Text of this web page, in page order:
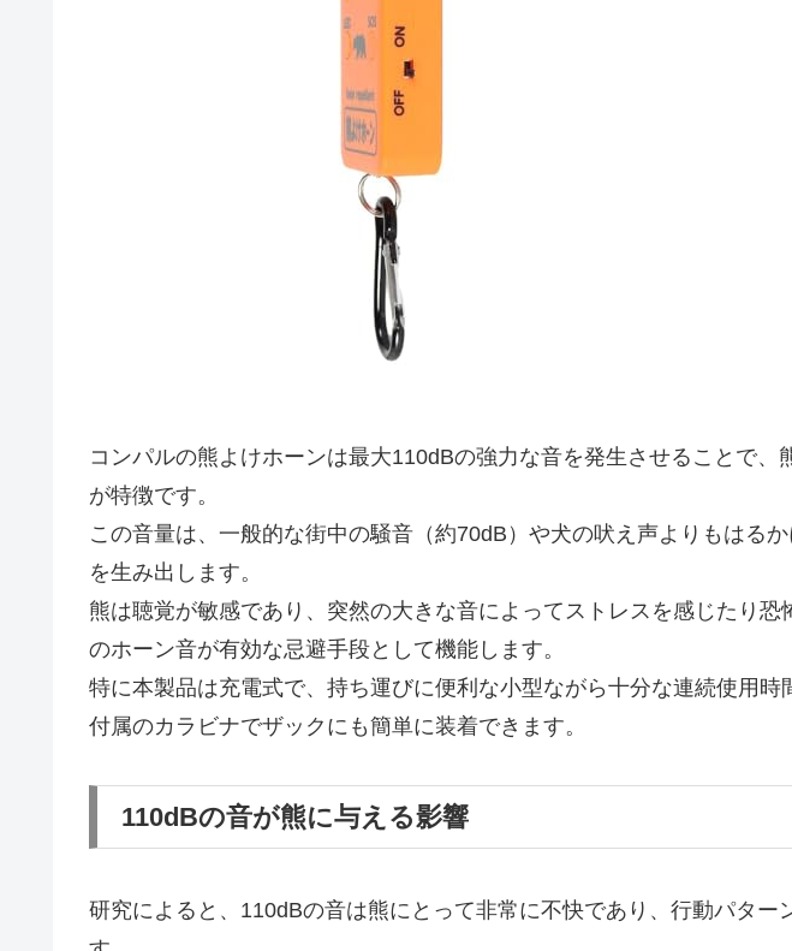
コンパルの熊よけホーンは最大110dBの強力な音を発生させることで、
が特徴です。
この音量は、一般的な街中の騒音（約70dB）や犬の吠え声よりもはる
を生み出します。
熊は聴覚が敏感であり、突然の大きな音によってストレスを感じたり恐
のホーン音が有効な忌避手段として機能します。
特に本製品は充電式で、持ち運びに便利な小型ながら十分な連続使用時
付属のカラビナでザックにも簡単に装着できます。
110dBの音が熊に与える影響
研究によると、110dBの音は熊にとって非常に不快であり、行動パター